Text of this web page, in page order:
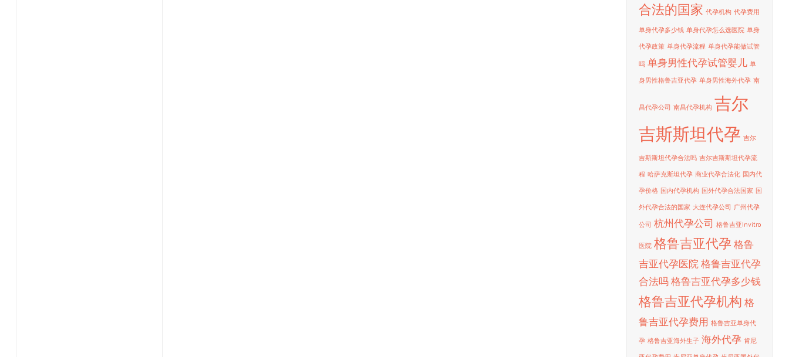
合法的国家 代孕机构 代孕费用
单身代孕多少钱 单身代孕怎么选医院 单身
代孕政策 单身代孕流程 单身代孕能做试管
吗 单身男性代孕试管婴儿 单
身男性格鲁吉亚代孕 单身男性海外代孕 南
昌代孕公司 南昌代孕机构 吉尔
吉斯斯坦代孕 吉尔
吉斯斯坦代孕合法吗 吉尔吉斯斯坦代孕流
程 哈萨克斯坦代孕 商业代孕合法化 国内代
孕价格 国内代孕机构 国外代孕合法国家 国
外代孕合法的国家 大连代孕公司 广州代孕
公司 杭州代孕公司 格鲁吉亚Invitro
医院 格鲁吉亚代孕 格鲁
吉亚代孕医院 格鲁吉亚代孕
合法吗格鲁吉亚代孕多少钱
格鲁吉亚代孕机构 格
鲁吉亚代孕费用 格鲁吉亚单身代
孕 格鲁吉亚海外生子 海外代孕 肯尼